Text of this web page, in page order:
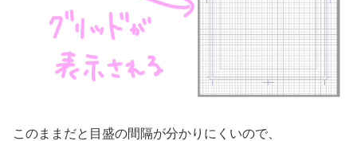
このままだと目盛の間隔が分かりにくいので、